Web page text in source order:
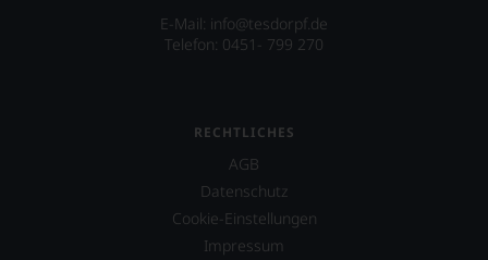
E-Mail: info@tesdorpf.de
Telefon: 0451- 799 270
RECHTLICHES
AGB
Datenschutz
Cookie-Einstellungen
Impressum